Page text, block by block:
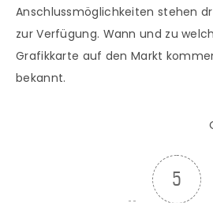
Anschlussmöglichkeiten stehen
zur Verfügung. Wann und zu
Grafikkarte auf den Markt
bekannt.
5